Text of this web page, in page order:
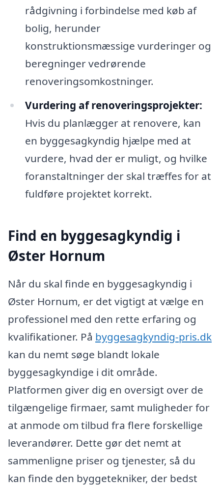
rådgivning i forbindelse med køb af
bolig, herunder
konstruktionsmæssige vurderinger og
beregninger vedrørende
renoveringsomkostninger.
Vurdering af renoveringsprojekter:
Hvis du planlægger at renovere, kan
en byggesagkyndig hjælpe med at
vurdere, hvad der er muligt, og hvilke
foranstaltninger der skal træffes for at
fuldføre projektet korrekt.
Find en byggesagkyndig i
Øster Hornum
Når du skal finde en byggesagkyndig i
Øster Hornum, er det vigtigt at vælge en
professionel med den rette erfaring og
kvalifikationer. På byggesagkyndig-pris.dk
kan du nemt søge blandt lokale
byggesagkyndige i dit område.
Platformen giver dig en oversigt over de
tilgængelige firmaer, samt muligheder for
at anmode om tilbud fra flere forskellige
leverandører. Dette gør det nemt at
sammenligne priser og tjenester, så du
kan finde den byggetekniker, der bedst